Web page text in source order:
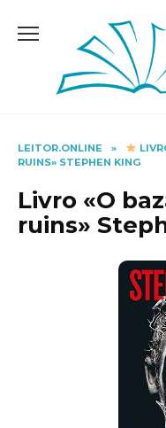
LEITOR.ONLINE »
RUINS» STEPHEN KING
Livro «O
ruins»